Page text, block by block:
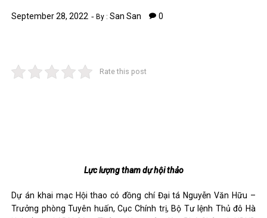
September 28, 2022 By :San San 0
Rate this post
Lực lượng tham dự hội thảo
Dự án khai mạc Hội thao có đồng chí Đại tá Nguyễn Văn Hữu –
Trưởng phòng Tuyên huấn, Cục Chính trị, Bộ Tư lệnh Thủ đô Hà